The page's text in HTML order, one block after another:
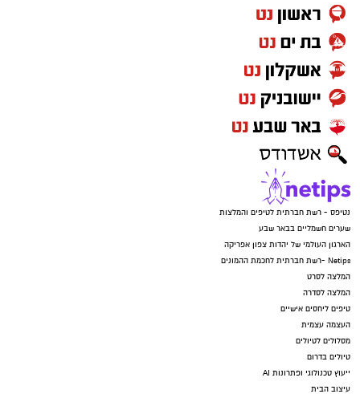
נטיפס - רשת חברתית לטיפים והמלצות
שערים חשמליים בבאר שבע
הארגון העולמי של יהדות צפון אפריקה
Netips -רשת חברתית לחכמת ההמונים
המלצה לסרט
המלצה לסדרה
טיפים ליחסים אישיים
העצמה עצמית
מסלולים לטיולים
טיולים בדרום
ייעוץ טכנולוגי ופתרונות AI
עיצוב הבית